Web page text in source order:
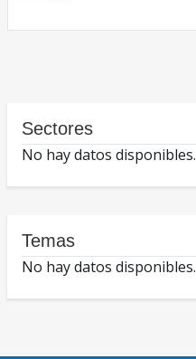
Sectores
No hay datos disponibles.
Temas
No hay datos disponibles.